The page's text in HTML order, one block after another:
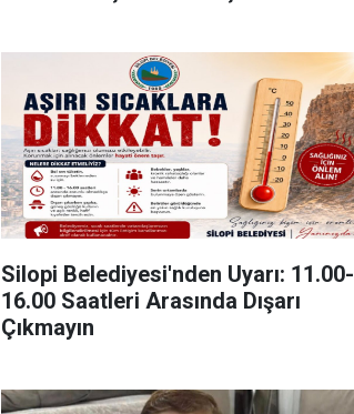
Silopi Belediyesi'nden Uyarı: 11.00-
16.00 Saatleri Arasında Dışarı
Çıkmayın